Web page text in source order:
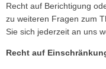
Recht auf Berichtigung
zu weiteren Fragen zum
Sie sich jederzeit an uns
Recht auf